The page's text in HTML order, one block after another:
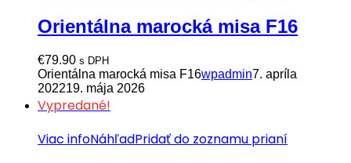
Orientálna marocká misa F16
€79.90 s DPH
Orientálna marocká misa F16wpadmin7. apríla
202219. mája 2026
Vypredané!
Viac infoNáhľadPridať do zoznamu prianí